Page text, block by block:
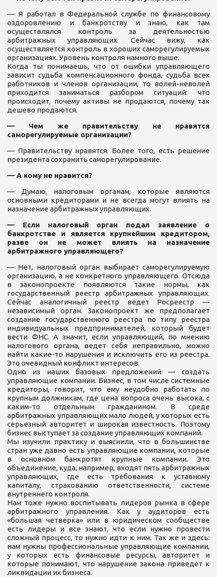
— Я работал в Федеральной службе по финансовому
оздоровлению и банкротству и знаю, как там
осуществлялся контроль за деятельностью
арбитражных управляющих. Сейчас вижу, как
осуществляется контроль в хороших саморегулируемых
организациях. Уровень контроля намного выше.
Когда ты понимаешь, что от ошибки управляющего
зависит судьба компенсационного фонда, судьба всех
работников и членов организации, то волей-неволей
приходится заниматься разбором ситуаций: что
происходит, почему активы не продаются, почему так
дешево продаются.
— Чем же правительству не нравятся
саморегулируемые организации?
— Правительству нравятся. Более того, есть решение
президента сохранить саморегулирование.
— А кому не нравится?
— Думаю, налоговым органам, которые являются
основными кредиторами и не всегда могут влиять на
назначение арбитражных управляющих.
— Если налоговый орган подал заявление о
банкротстве и является крупнейшим кредитором,
разве он не может влиять на назначение
арбитражного управляющего?
— Нет, налоговый орган выбирает саморегулируемую
организацию, а не конкретного управляющего. Отсюда
в законопроекте появляются такие нормы, как
государственный реестр арбитражных управляющих.
Сейчас аналогичный реестр ведет Росреестр —
независимый орган. Законопроект же предполагает
создание государственного реестра по типу реестра
индивидуальных предпринимателей, который будет
вести ФНС. А значит, если управляющий, по мнению
налогового органа, ведет себя неправильно, можно
найти какие-то нарушения и исключить его из реестра.
Это очевидный конфликт интересов.
Одно из наших базовых предложений — создать
управляющие компании. Бизнес, в том числе системные
кредиторы, говорит, что ему неудобно работать по
крупным должникам, где цена вопроса очень высока, с
каким-то отдельным гражданином. В среде
арбитражных управляющих мало людей, у которых есть
серьезный авторитет и широкая известность. Поэтому
бизнес выступает за создание управляющих компаний.
Мы изучили практику и выяснили, что в большинстве
стран уже давно есть управляющие компании, которые
в основном банкротят крупные компании. Это
объединение, куда, например, входят пять арбитражных
управляющих, где есть требования к уставному
капиталу, страхованию ответственности, системе
внутреннего контроля.
Нам тоже нужно воспитывать лидеров рынка в сфере
арбитражного управления. Как у аудиторов есть
«большая четверка» или в юридическом сообществе
есть лидеры и все знают, что если нужно провести
сложный процесс, то нужно идти к ним. Так же и здесь:
нам нужны профессиональные управляющие компании,
у которых есть финансовые ресурсы, авторитет и
которые понимают, что нарушение закона приведет к
ликвидации их бизнеса.